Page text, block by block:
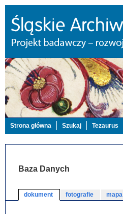
Strona główna Szukaj Tezaurus
Baza Danych
dokument fotografie mapa